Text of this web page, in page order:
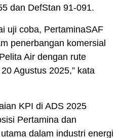
dan DefStan 91-091.
uji coba, PertaminaSAF
penerbangan komersial
Air dengan rute
Agustus 2025,” kata
KPI di ADS 2025
Pertamina dan
dalam industri energi